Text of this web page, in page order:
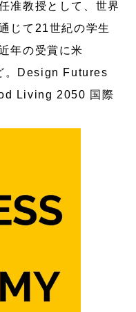
准教授として、世界
じて21世紀の学生
年の受賞に米
。Design Futures
Living 2050 国際